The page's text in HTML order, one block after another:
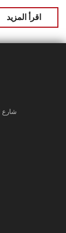
اقرأ المزيد
شارع